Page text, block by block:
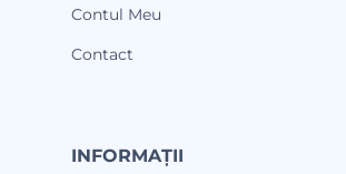
Contul Meu
Contact
INFORMAȚII